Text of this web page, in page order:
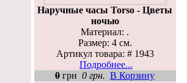
Наручные часы Torso - Цветы
ночью
Материал: .
Размер: 4 см.
Артикул товара: # 1943
Подробнее...
0 грн 0 грн. В Корзину